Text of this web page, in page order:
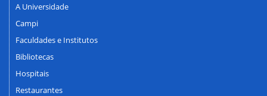
A Universidade
Campi
Faculdades e Institutos
Bibliotecas
Hospitais
Restaurantes